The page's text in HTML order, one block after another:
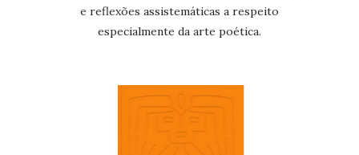
e reflexões assistemáticas a respeito
especialmente da arte poética.